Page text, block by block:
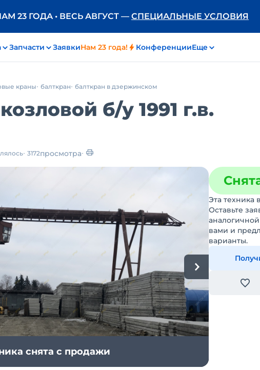
23 ГОДА • ВЕСЬ АВГУСТ — СПЕЦИАЛЬНЫЕ УСЛОВИЯ
Запчасти ЗаявкиНам 23 года! КонференцииЕще
краны балткран балткран в дзержинском
б/у 1991 г.в.
3172просмотра
снята с продажи
Эта техника
Оставьте
вами и
варианты.